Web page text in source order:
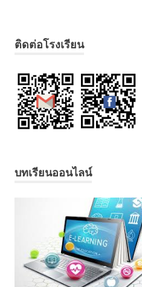
ติดต่อโรงเรียน
บทเรียนออนไลน์